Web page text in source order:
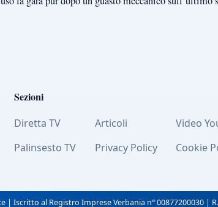
Sezioni
Diretta TV Articoli
Video
Palinsesto TV
Privacy Policy Cookie
Iscritto al Registro Imprese Verbania n° 00877200030 |